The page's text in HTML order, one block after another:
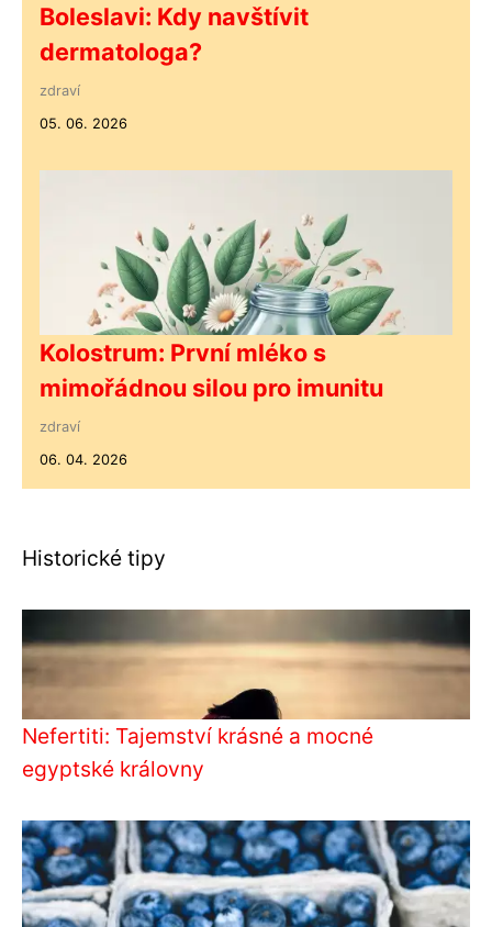
Boleslavi: Kdy navštívit
dermatologa?
zdraví
05. 06. 2026
Kolostrum: První mléko s
mimořádnou silou pro imunitu
zdraví
06. 04. 2026
Historické tipy
Nefertiti: Tajemství krásné a mocné
egyptské královny